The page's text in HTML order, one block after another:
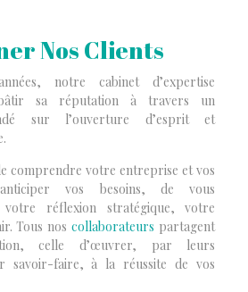
Nos Clients
notre cabinet d’expertise
sa réputation à travers un
sur l’ouverture d’esprit et
comprendre votre entreprise et vos
vos besoins, de vous
votre réflexion stratégique, votre
Tous noscollaborateurs partagent
celle d’œuvrer, par leurs
savoir-faire, à la réussite de vos